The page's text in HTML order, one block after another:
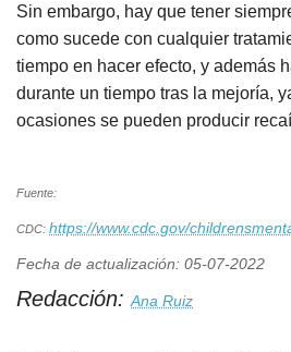
Sin embargo, hay que tener
como sucede con cualquier
tiempo en hacer efecto, y además
durante un tiempo tras la mejoría,
ocasiones se pueden producir
Fuente:
CDC: https://www.cdc.gov/
Fecha de actualización: 05-07-2022
Redacción: Ana Ruiz